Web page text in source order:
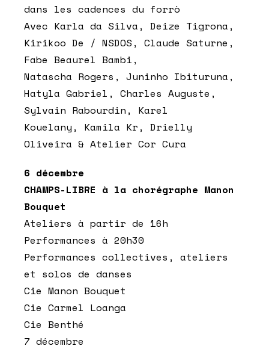
dans les cadences du forrò
Avec Karla da Silva, Deize Tigrona,
Kirikoo De / NSDOS, Claude Saturne,
Fabe Beaurel Bambi,
Natascha Rogers, Juninho Ibituruna,
Hatyla Gabriel, Charles Auguste,
Sylvain Rabourdin, Karel
Kouelany, Kamila Kr, Drielly
Oliveira & Atelier Cor Cura
6 décembre
CHAMPS-LIBRE à la chorégraphe Manon
Bouquet
Ateliers à partir de 16h
Performances à 20h30
Performances collectives, ateliers
et solos de danses
Cie Manon Bouquet
Cie Carmel Loanga
Cie Benthé
7 décembre